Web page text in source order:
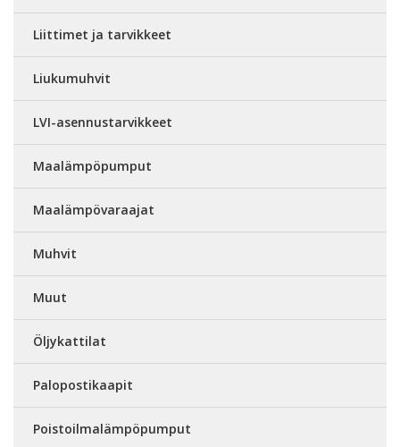
Liittimet ja tarvikkeet
Liukumuhvit
LVI-asennustarvikkeet
Maalämpöpumput
Maalämpövaraajat
Muhvit
Muut
Öljykattilat
Palopostikaapit
Poistoilmalämpöpumput